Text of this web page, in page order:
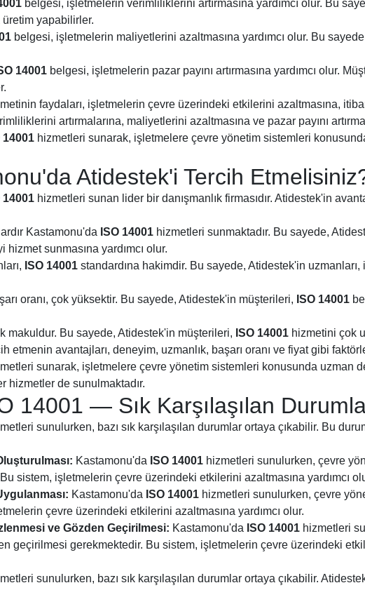
belgesi, işletmelerin verimliliklerini artırmasına yardımcı olur. Bu
yapabilirler.
belgesi, işletmelerin maliyetlerini azaltmasına yardımcı olur. Bu
14001 belgesi, işletmelerin pazar payını artırmasına yardımcı olur.
faydaları, işletmelerin çevre üzerindeki etkilerini azaltmasına,
artırmalarına, maliyetlerini azaltmasına ve pazar payını
14001 hizmetleri sunarak, işletmelere çevre yönetim sistemleri
Atidestek'i Tercih
14001 hizmetleri sunan lider bir danışmanlık firmasıdır. Atidestek'in
Kastamonu'da ISO 14001 hizmetleri sunmaktadır. Bu sayede,
hizmet sunmasına yardımcı olur.
ISO 14001 standardına hakimdir. Bu sayede, Atidestek'in
oranı, çok yüksektir. Bu sayede, Atidestek'in müşterileri, ISO 14001
makuldur. Bu sayede, Atidestek'in müşterileri, ISO 14001 hizmetini çok
etmenin avantajları, deneyim, uzmanlık, başarı oranı ve fiyat gibi
sunarak, işletmelere çevre yönetim sistemleri konusunda uzman
hizmetler de sunulmaktadır.
14001 — Sık Karşılaşılan
sunulurken, bazı sık karşılaşılan durumlar ortaya çıkabilir. Bu
Kastamonu'da ISO 14001 hizmetleri sunulurken, çevre
sistem, işletmelerin çevre üzerindeki etkilerini azaltmasına yardımcı
Kastamonu'da ISO 14001 hizmetleri sunulurken, çevre
çevre üzerindeki etkilerini azaltmasına yardımcı olur.
ve Gözden Geçirilmesi: Kastamonu'da ISO 14001 hizmetleri
geçirilmesi gerekmektedir. Bu sistem, işletmelerin çevre üzerindeki
sunulurken, bazı sık karşılaşılan durumlar ortaya çıkabilir.